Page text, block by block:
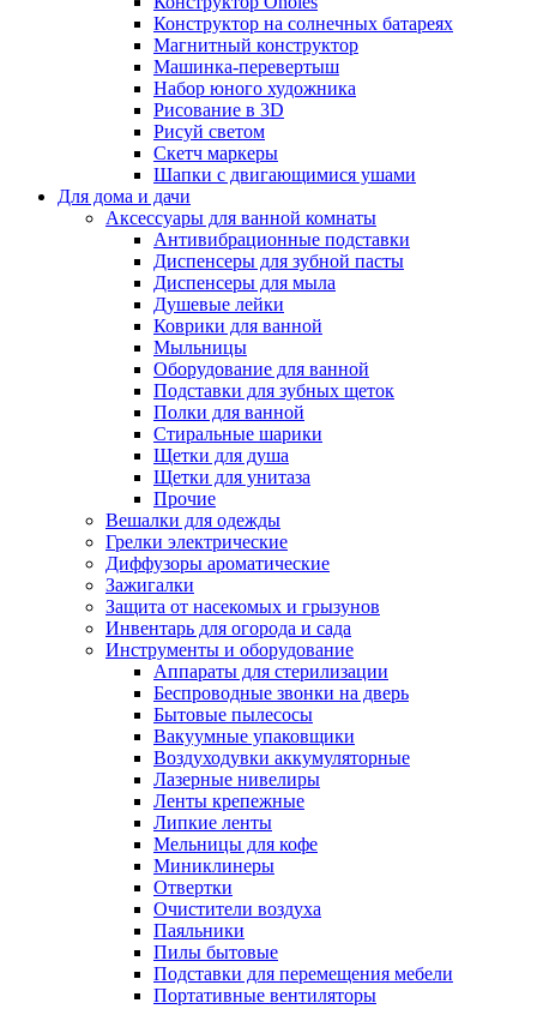
Конструктор на солнечных батареях
Магнитный конструктор
Машинка-перевертыш
Набор юного художника
Рисование в 3D
Рисуй светом
Скетч маркеры
Шапки с двигающимися ушами
Для дома и дачи
Аксессуары для ванной комнаты
Антивибрационные подставки
Диспенсеры для зубной пасты
Диспенсеры для мыла
Душевые лейки
Коврики для ванной
Мыльницы
Оборудование для ванной
Подставки для зубных щеток
Полки для ванной
Стиральные шарики
Щетки для душа
Щетки для унитаза
Прочие
Вешалки для одежды
Грелки электрические
Диффузоры ароматические
Зажигалки
Защита от насекомых и грызунов
Инвентарь для огорода и сада
Инструменты и оборудование
Аппараты для стерилизации
Беспроводные звонки на дверь
Бытовые пылесосы
Вакуумные упаковщики
Воздуходувки аккумуляторные
Лазерные нивелиры
Ленты крепежные
Липкие ленты
Мельницы для кофе
Миниклинеры
Отвертки
Очистители воздуха
Паяльники
Пилы бытовые
Подставки для перемещения мебели
Портативные вентиляторы